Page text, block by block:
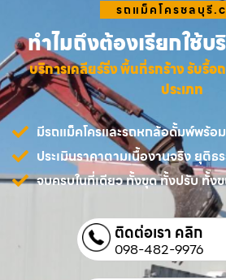
รถแม็คโครชลบุรี
ทำไมถึงต้องเรียกใช้บ
บริการเคลียร์ริ่ง พื้นที่รกร้าง รับรื้
ประเภท
มีรถแม็คโครและรถหกล้อดั้มพ์พร้
ประเมินราคาตามเนื้องานจริง ยุติ
จบครบในที่เดียว ทั้งขุด ทั้งปรับ ทั้ง
ติดต่อเรา คลิก
098-482-9976